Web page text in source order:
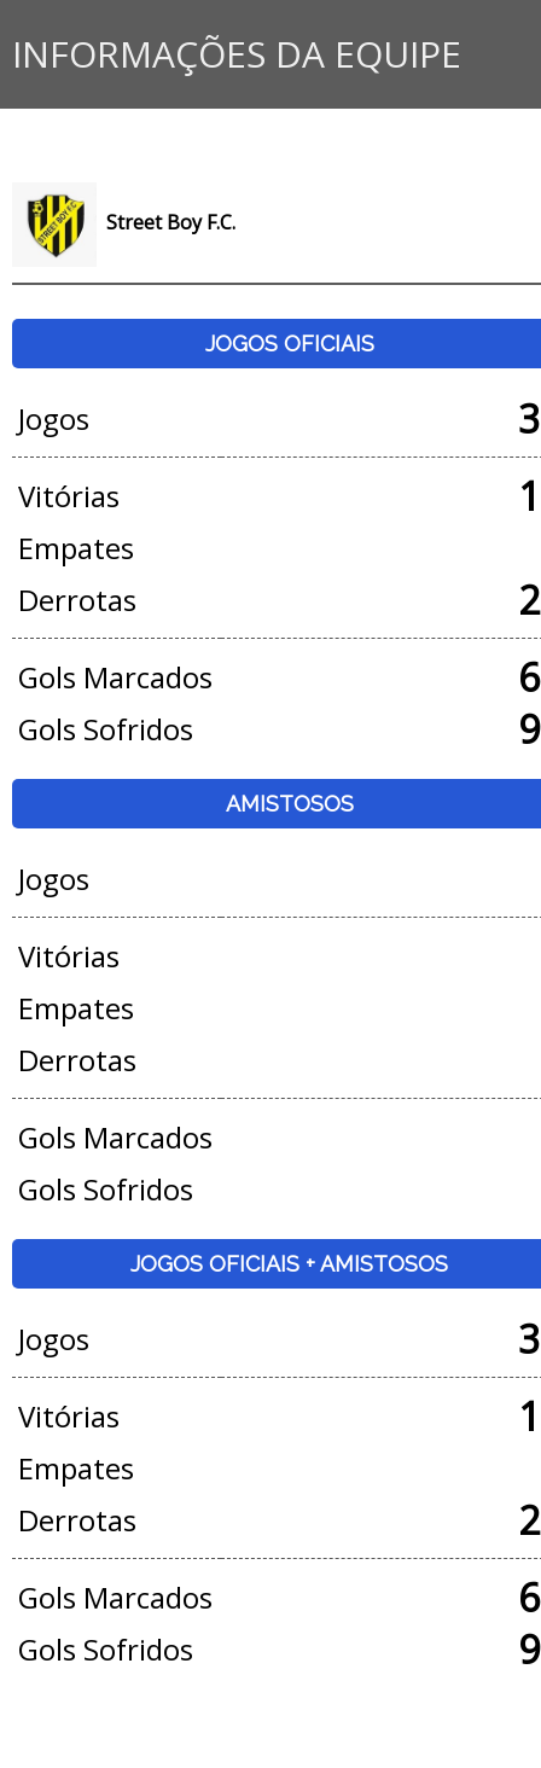
INFORMAÇÕES DA EQUIPE
Street Boy F.C.
JOGOS OFICIAIS
Jogos
Vitórias
Empates
Derrotas
Gols Marcados
Gols Sofridos
AMISTOSOS
Jogos
Vitórias
Empates
Derrotas
Gols Marcados
Gols Sofridos
JOGOS OFICIAIS + AMISTOSOS
Jogos
Vitórias
Empates
Derrotas
Gols Marcados
Gols Sofridos